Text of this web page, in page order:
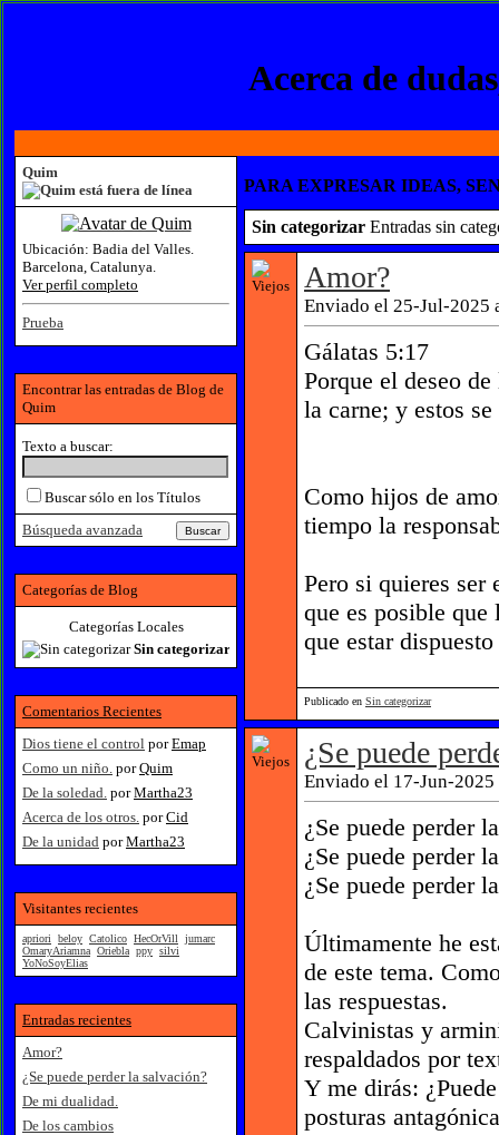
Acerca de
PARA EXPRESAR IDEAS,
Sin categorizar Entradas sin
Amor?
Enviado el 25-Jul-2025
Gálatas 5:17
Porque el deseo
la carne; y estos
Como hijos de
tiempo la
Pero si quieres ser
que es posible que
que estar
Publicado en Sin categorizar
¿Se puede
Enviado el 17-Jun-
¿Se puede perder
¿Se puede perder
¿Se puede perder
Últimamente he
de este tema.
las respuestas.
Calvinistas y
respaldados por
Y me dirás:
posturas
Quim
Ubicación: Badia del Valles.
Barcelona, Catalunya.
Ver perfil completo
Prueba
Encontrar las entradas de Blog de
Quim
Texto a buscar:
Buscar sólo en los Títulos
Búsqueda avanzada
Categorías de Blog
Categorías Locales
Sin categorizar
Comentarios Recientes
Dios tiene el control porEmap
Como un niño. porQuim
De la soledad. porMartha23
Acerca de los otros. porCid
De la unidad porMartha23
Visitantes recientes
apriori beloy Catolico HecOrVill
jumarc
OmaryAriamna Oriebla ppy silvi
YoNoSoyElias
Entradas recientes
Amor?
¿Se puede perder la salvación?
De mi dualidad.
De los cambios